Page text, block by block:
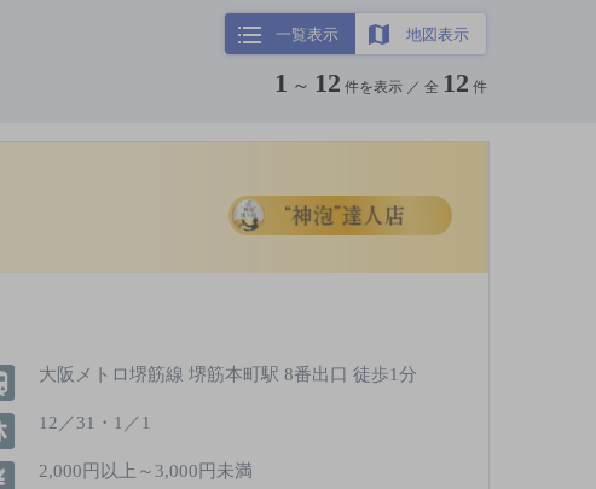
一覧表示 地図表示
1 ～ 12 件を表示 ／ 全 12 件
大阪メトロ堺筋線 堺筋本町駅 8番出口 徒歩1分
12／31・1／1
2,000円以上～3,000円未満